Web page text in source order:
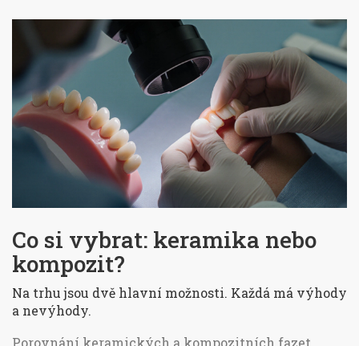
Co si vybrat: keramika nebo
kompozit?
Na trhu jsou dvě hlavní možnosti. Každá má výhody
a nevýhody.